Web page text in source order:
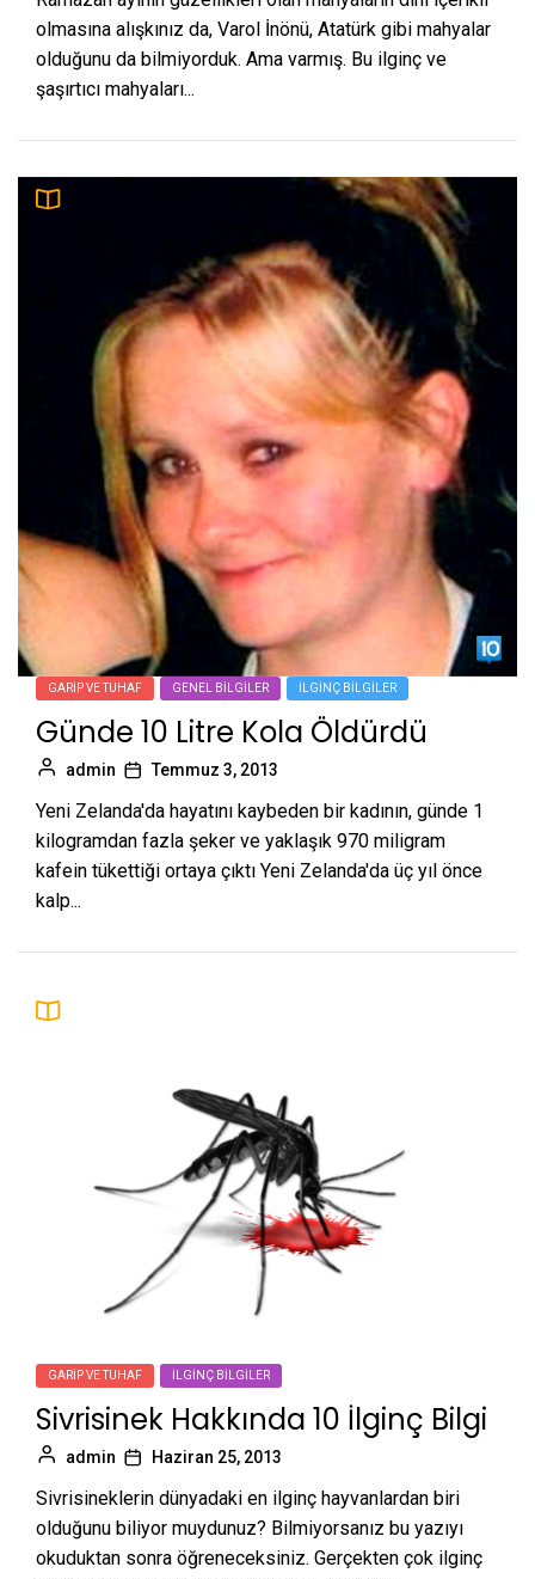
olmasına alışkınız da, Varol İnönü, Atatürk gibi mahyalar
olduğunu da bilmiyorduk. Ama varmış. Bu ilginç ve
şaşırtıcı mahyaları...
GARIP VE TUHAF GENEL BILGILER İLGINÇ BILGILER
Günde 10 Litre Kola Öldürdü
admin Temmuz 3, 2013
Yeni Zelanda'da hayatını kaybeden bir kadının, günde 1
kilogramdan fazla şeker ve yaklaşık 970 miligram
kafein tükettiği ortaya çıktı Yeni Zelanda'da üç yıl önce
kalp...
GARIP VE TUHAF İLGINÇ BILGILER
Sivrisinek Hakkında 10 İlginç Bilgi
admin Haziran 25, 2013
Sivrisineklerin dünyadaki en ilginç hayvanlardan biri
olduğunu biliyor muydunuz? Bilmiyorsanız bu yazıyı
okuduktan sonra öğreneceksiniz. Gerçekten çok ilginç